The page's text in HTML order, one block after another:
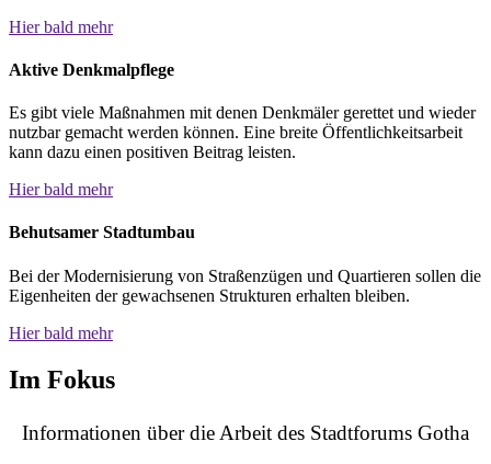
Hier bald mehr
Aktive Denkmalpflege
Es gibt viele Maßnahmen mit denen Denkmäler gerettet und wieder
nutzbar gemacht werden können. Eine breite Öffentlichkeitsarbeit
kann dazu einen positiven Beitrag leisten.
Hier bald mehr
Behutsamer Stadtumbau
Bei der Modernisierung von Straßenzügen und Quartieren sollen die
Eigenheiten der gewachsenen Strukturen erhalten bleiben.
Hier bald mehr
Im Fokus
Informationen über die Arbeit des Stadtforums Gotha